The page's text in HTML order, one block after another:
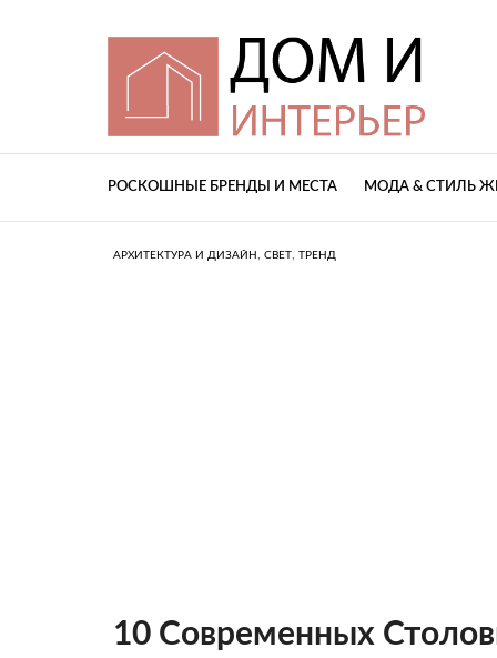
РОСКОШНЫЕ БРЕНДЫ И МЕСТА МОДА & СТИЛЬ
АРХИТЕКТУРА И ДИЗАЙН , СВЕТ, ТРЕНД
10 Современных